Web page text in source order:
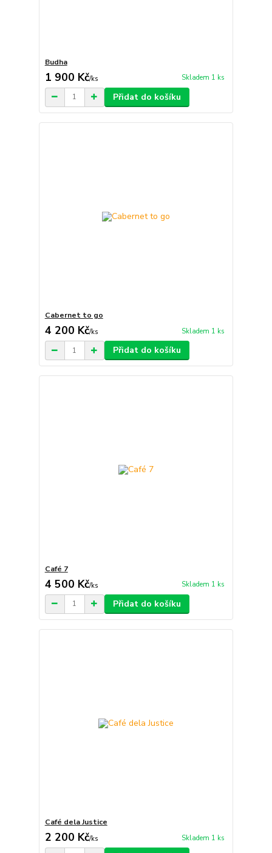
Budha
1 900 Kč/ks Skladem 1 ks
Přidat do košíku
Cabernet to go
4 200 Kč/ks Skladem 1 ks
Přidat do košíku
Café 7
4 500 Kč/ks Skladem 1 ks
Přidat do košíku
Café dela Justice
2 200 Kč/ks Skladem 1 ks